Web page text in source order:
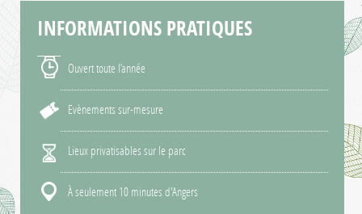
INFORMATIONS PRATIQUES
Ouvert toute l’année
Evènements sur-mesure
Lieux privatisables sur le parc
À seulement 10 minutes d'Angers